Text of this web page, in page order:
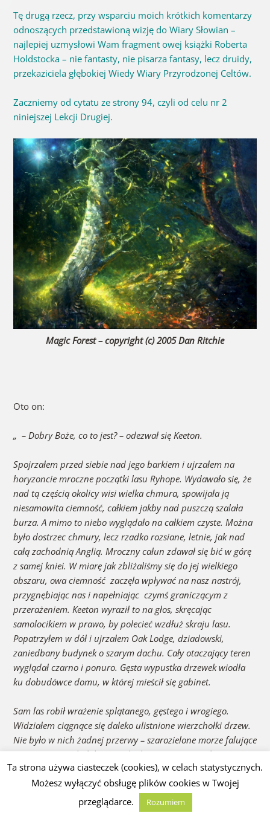
Tę drugą rzecz, przy wsparciu moich krótkich komentarzy
odnoszących przedstawioną wizję do Wiary Słowian –
najlepiej uzmysłowi Wam fragment owej książki Roberta
Holdstocka – nie fantasty, nie pisarza fantasy, lecz druidy,
przekaziciela głębokiej Wiedy Wiary Przyrodzonej Celtów.
Zaczniemy od cytatu ze strony 94, czyli od celu nr 2
niniejszej Lekcji Drugiej.
Magic Forest – copyright (c) 2005 Dan Ritchie
Oto on:
„ – Dobry Boże, co to jest? – odezwał się Keeton.
Spojrzałem przed siebie nad jego barkiem i ujrzałem na
horyzoncie mroczne początki lasu Ryhope. Wydawało się, że
nad tą częścią okolicy wisi wielka chmura, spowijała ją
niesamowita ciemność, całkiem jakby nad puszczą szalała
burza. A mimo to niebo wyglądało na całkiem czyste. Można
było dostrzec chmury, lecz rzadko rozsiane, letnie, jak nad
całą zachodnią Anglią. Mroczny całun zdawał się bić w górę
z samej kniei. W miarę jak zbliżaliśmy się do jej wielkiego
obszaru, owa ciemność zaczęła wpływać na nasz nastrój,
przygnębiając nas i napełniając czymś graniczącym z
przerażeniem. Keeton wyraził to na głos, skręcając
samolocikiem w prawo, by polecieć wzdłuż skraju lasu.
Popatrzyłem w dół i ujrzałem Oak Lodge, dziadowski,
zaniedbany budynek o szarym dachu. Cały otaczający teren
wyglądał czarno i ponuro. Gęsta wypustka drzewek wiodła
ku dobudówce domu, w której mieścił się gabinet.
Sam las robił wrażenie splątanego, gęstego i wrogiego.
Widziałem ciągnące się daleko ulistnione wierzchołki drzew.
Nie było w nich żadnej przerwy – szarozielone morze falujące
na wietrze. Wyglądało niemal jak organizm, pojedyncze
jestestwo, oddychające i poruszające się niespokojnie pod
wzrokiem niepożądanych gości obserwujących je z
Ta strona używa ciasteczek (cookies), w celach statystycznych.
Możesz wyłączyć obsługę plików cookies w Twojej
przeglądarce.
Rozumiem